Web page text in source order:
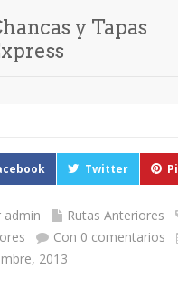
y Tapas
Twitter
admin
Rutas Anteriores
Con 0 comentarios
2013